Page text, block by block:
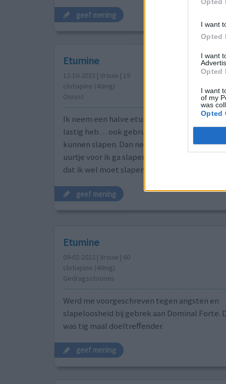
I want
Opted
I want
Opted
I want
of my
was
Opted
geef mening
Etumine
12-10-2023 | Vrouw | 19
clotiapine (40mg)
Onrust
Ik neem een halve etumine als ik voel dat ik
lastig heb… ook gebruik ik dit wel eens om
kunnen slapen. Dan neem ik een half uurtje
uurtje voor ik ga slapen een pilletje en
dat ik wel moet slapen. Mijn nachtrust is in
geef mening
Etumine
09-02-2022 | Vrouw | 60
clotiapine (40mg)
Gedragsstoornis
Werd me voorgeschreven tegen angsten en
slapeloosheid bij gebrek aan Dominal Forte.
was tig maal doeltreffender.
geef mening